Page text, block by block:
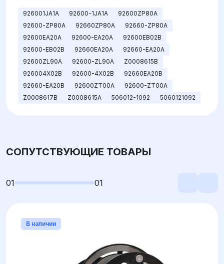
926001JA1A 92600-1JA1A
92600ZP80A
92600-ZP80A
92660ZP80A
92660-ZP80A
92600EA20A
92600-EA20A
92600EB02B
92600-EB02B
92660EA20A
92660-EA20A
92600ZL90A
92600-ZL90A
Z0008615B
926004X02B
92600-4X02B
92660EA20B
92660-EA20B
92600ZT00A
92600-ZT00A
Z0008617B
Z0008615A 506012-1092 5060121092
СОПУТСТВУЮЩИЕ ТОВАРЫ
01 01
В наличии